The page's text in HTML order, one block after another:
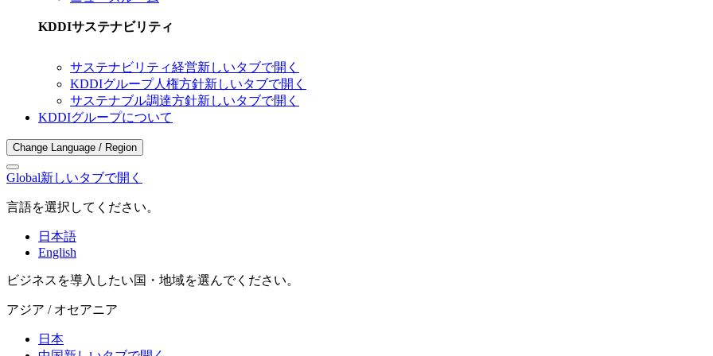
KDDIサステナビリティ
サステナビリティ経営新しいタブで開く
KDDIグループ人権方針新しいタブで開く
サステナブル調達方針新しいタブで開く
KDDIグループについて
Change Language / Region
Global新しいタブで開く
言語を選択してください。
日本語
English
ビジネスを導入したい国・地域を選んでください。
アジア / オセアニア
日本